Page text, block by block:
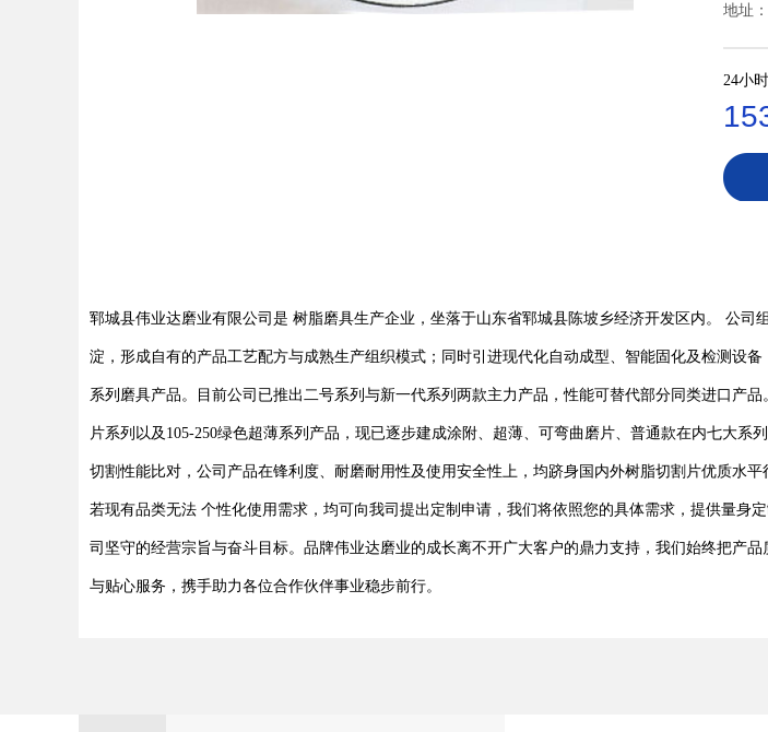
地址
24小
郓城县伟业达磨业有限公司是 树脂磨具生产企业，坐落于山东省郓城县陈坡乡经济开发区内。 公司
淀，形成自有的产品工艺配方与成熟生产组织模式；同时引进现代化自动成型、智能固化及检测设
系列磨具产品。目前公司已推出二号系列与新一代系列两款主力产品，性能可替代部分同类进口产
片系列以及105-250绿色超薄系列产品，现已逐步建成涂附、超薄、可弯曲磨片、普通款在内七大系
切割性能比对，公司产品在锋利度、耐磨耐用性及使用安全性上，均跻身国内外树脂切割片优质水
若现有品类无法 个性化使用需求，均可向我司提出定制申请，我们将依照您的具体需求，提供量身
司坚守的经营宗旨与奋斗目标。品牌伟业达磨业的成长离不开广大客户的鼎力支持，我们始终把产
与贴心服务，携手助力各位合作伙伴事业稳步前行。